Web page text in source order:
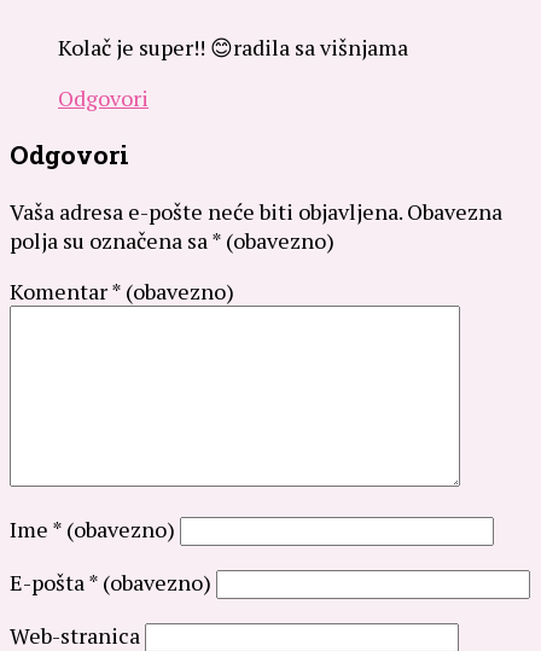
Kolač je super!! 😊radila sa višnjama
Odgovori
Odgovori
Vaša adresa e-pošte neće biti objavljena. Obavezna
polja su označena sa * (obavezno)
Komentar* (obavezno)
Ime * (obavezno)
E-pošta * (obavezno)
Web-stranica